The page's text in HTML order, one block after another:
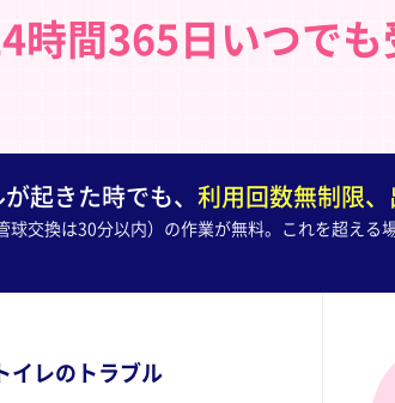
時間365日いつでも
起きた時でも、 利用回数無制限
交換は30分以内）の作業が無料。これを超える
トイレのトラブル